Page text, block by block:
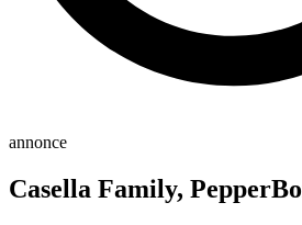
annonce
Casella Family,